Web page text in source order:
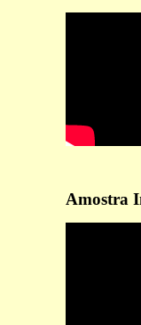
Amostra